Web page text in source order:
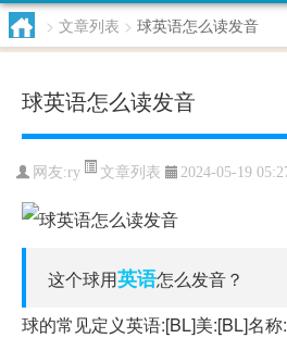
> 文章列表 > 球英语怎么读发音
球英语怎么读发音
网友:ry 文章列表 2024-05-19
这个球用英语怎么发音？
球的常见定义英语:[BL]美:[BL]名